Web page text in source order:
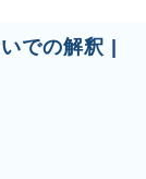
での解釈 |